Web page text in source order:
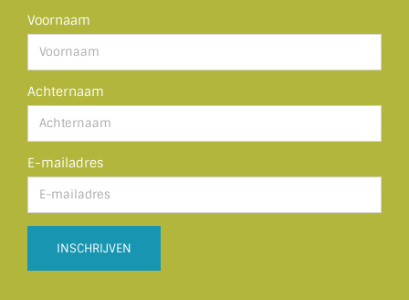
Voornaam
Achternaam
E-mailadres